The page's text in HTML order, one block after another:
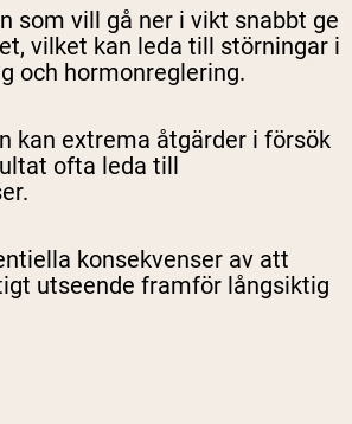
som vill gå ner i vikt snabbt ge
vilket kan leda till störningar i
och hormonreglering.
kan extrema åtgärder i försök
ofta leda till
konsekvenser av att
utseende framför långsiktig